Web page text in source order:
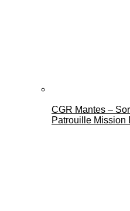
Mantes
CGR Mantes –
Patrouille Mission